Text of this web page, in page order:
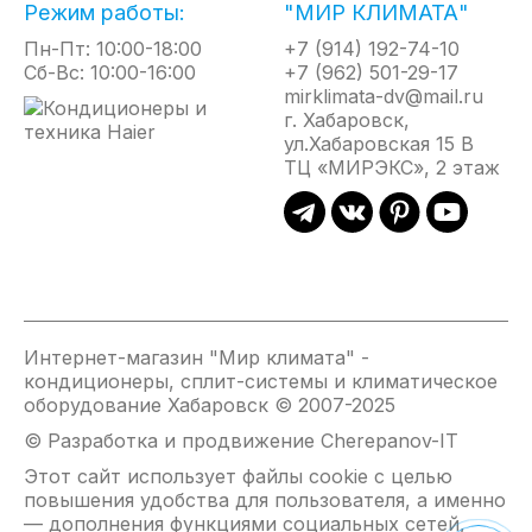
Преимущества:
Уникальный дизайн решетки воздуховода с
функцией SWING для создания
волнообразного воздушного потока
Всесезонное использование: работа на
охлаждение и обогрев для комфорта в любое
Четыре режима работы: охлаждение, обогрев,
Полная автономность: таймер на 24 часа,
автоматическое испарение конденсата
достижения комфортной температуры
Режим работы:
Пн-Пт: 10:00-18:00
Сб-Вс: 10:00-16:00
"МИР КЛИМАТА"
+7 (914) 192-74-10
+7 (962) 501-29-17
mirklimata-dv@mail.ru
г. Хабаровск,
ул.Хабаровская 15 В
ТЦ «МИРЭКС», 2 этаж
Интернет-магазин "Мир климата" -
кондиционеры, сплит-системы и климатическое
оборудование Хабаровск © 2007-2025
© Разработка и продвижение Cherepanov-IT
Этот сайт использует файлы cookie с целью
повышения удобства для пользователя, а именно
— дополнения функциями социальных сетей,